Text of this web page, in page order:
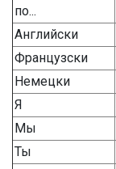
по...
Английски
Французски
Немецки
Я
Мы
Ты